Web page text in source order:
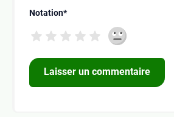
Notation*